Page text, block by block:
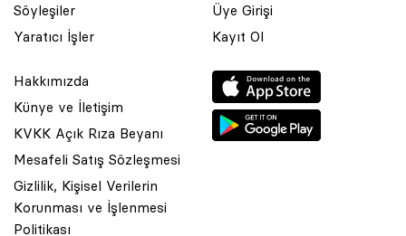
Söyleşiler
Yaratıcı İşler
Üye Girişi
Kayıt Ol
Hakkımızda
Künye ve İletişim
KVKK Açık Rıza Beyanı
Mesafeli Satış Sözleşmesi
Gizlilik, Kişisel Verilerin
Korunması ve İşlenmesi
Politikası
© 2001 Rota Yayın Yapım Tanıtım Tic. Ltd. Şti. Bu Sitede Bulunan